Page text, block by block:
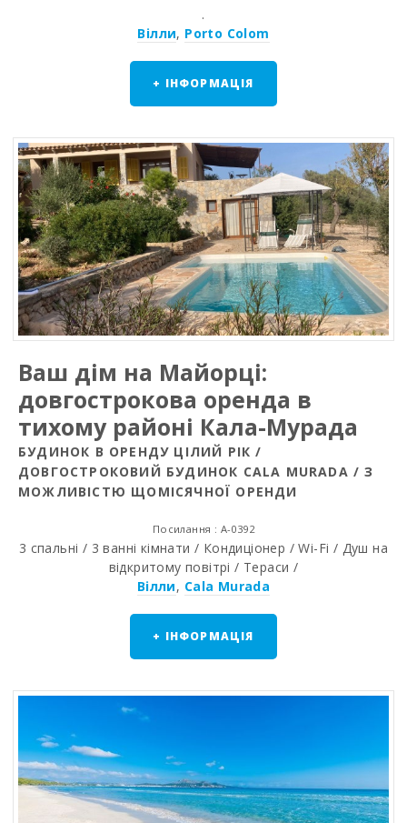
.
Вілли, Porto Colom
+ ІНФОРМАЦІЯ
Ваш дім на Майорці:
довгострокова оренда в
тихому районі Кала-Мурада
БУДИНОК В ОРЕНДУ ЦІЛИЙ РІК /
ДОВГОСТРОКОВИЙ БУДИНОК CALA MURADA / З
МОЖЛИВІСТЮ ЩОМІСЯЧНОЇ ОРЕНДИ
Посилання : A-0392
3 спальні / 3 ванні кімнати / Кондиціонер / Wi-Fi / Душ на
відкритому повітрі / Тераси /
Вілли, Cala Murada
+ ІНФОРМАЦІЯ